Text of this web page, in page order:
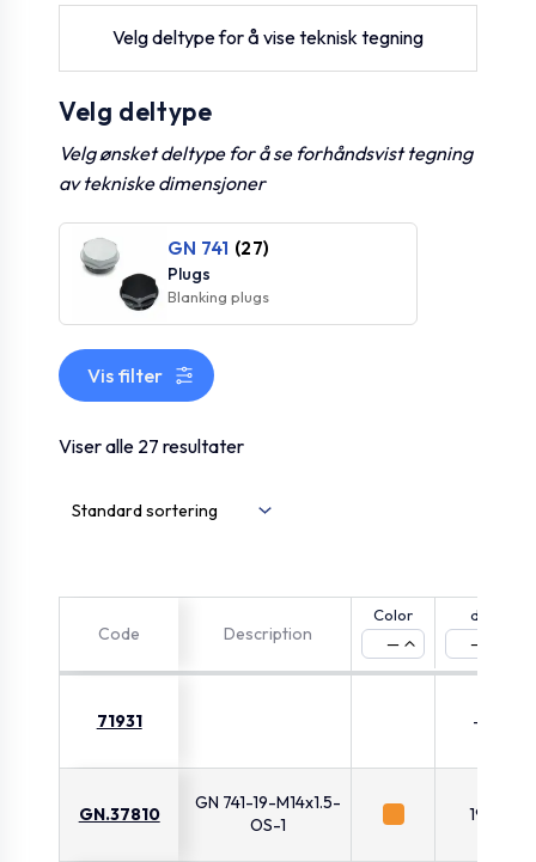
Velg deltype for å vise teknisk tegning
Velg deltype
Velg ønsket deltype for å se forhåndsvist tegning
av tekniske dimensjoner
GN 741 (27)
Plugs
Blanking plugs
Vis filter
Viser alle 27 resultater
Code Description
Color
—
d1
—
71931 -
GN.37810
GN 741-19-M14x1.5-
OS-1
19